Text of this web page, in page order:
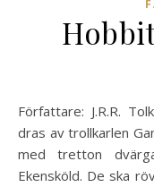
Författare: J.R.R. Tolkien ”Den lille hobbiten Bilbo Secker
dras av trollkarlen
med tretton
Ekensköld. De ska